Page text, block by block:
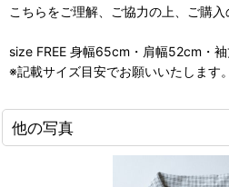
こちらをご理解、ご協力の上、ご購入
size FREE 身幅65cm・肩幅52cm・
※記載サイズ目安でお願いいたします。
他の写真